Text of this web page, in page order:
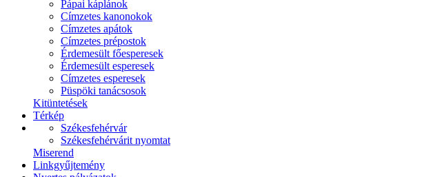
Pápai káplánok
Címzetes kanonokok
Címzetes apátok
Címzetes prépostok
Érdemesült főesperesek
Érdemesült esperesek
Címzetes esperesek
Püspöki tanácsosok
Kitüntetések
Térkép
Székesfehérvár
Székesfehérvárit nyomtat
Miserend
Linkgyűjtemény